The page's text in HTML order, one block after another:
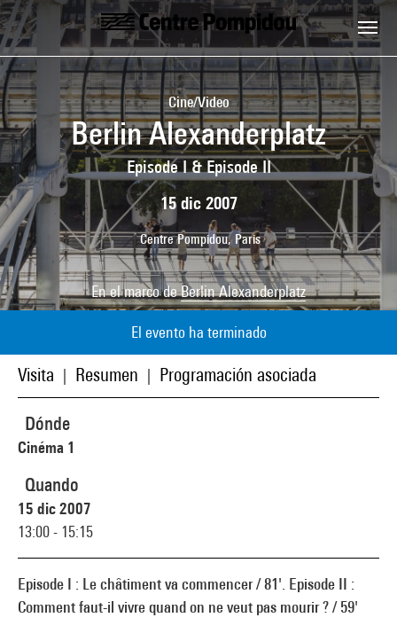
Skip to main content
Centre Pompidou
Cine/Video
Berlin Alexanderplatz
Episode I & Episode II
15 dic 2007
Centre Pompidou, Paris
En el marco deBerlin Alexanderplatz
El evento ha terminado
Visita Resumen Programación asociada
Episode I : Le châtiment va commencer / 81'. Episode II :
Comment faut-il vivre quand on ne veut pas mourir ? / 59'
Dónde
Cinéma 1
Quando
15 dic 2007
13:00 - 15:15